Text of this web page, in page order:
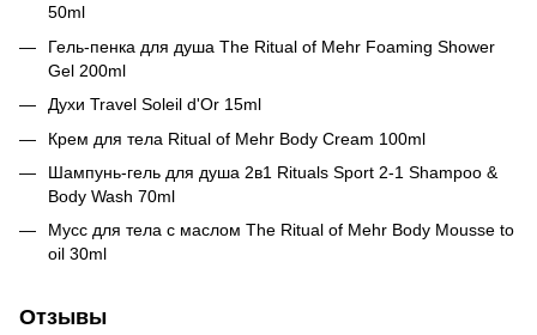
50ml
Гель-пенка для душа The Ritual of Mehr Foaming Shower
Gel 200ml
Духи Travel Soleil d'Or 15ml
Крем для тела Ritual of Mehr Body Cream 100ml
Шампунь-гель для душа 2в1 Rituals Sport 2-1 Shampoo &
Body Wash 70ml
Мусс для тела с маслом The Ritual of Mehr Body Mousse to
oil 30ml
Отзывы